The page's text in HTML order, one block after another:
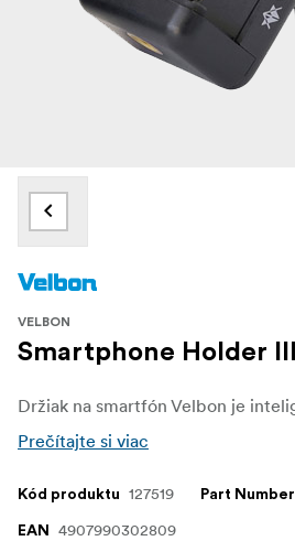
VELBON
Smartphone Holder III
Prečítajte si viac
Kód produktu 127519 Part Number
EAN 4907990302809